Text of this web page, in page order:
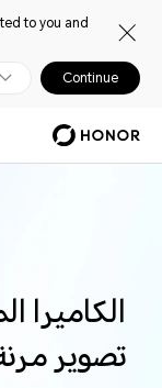
to you and
Continue
الكاميرا
تصوير